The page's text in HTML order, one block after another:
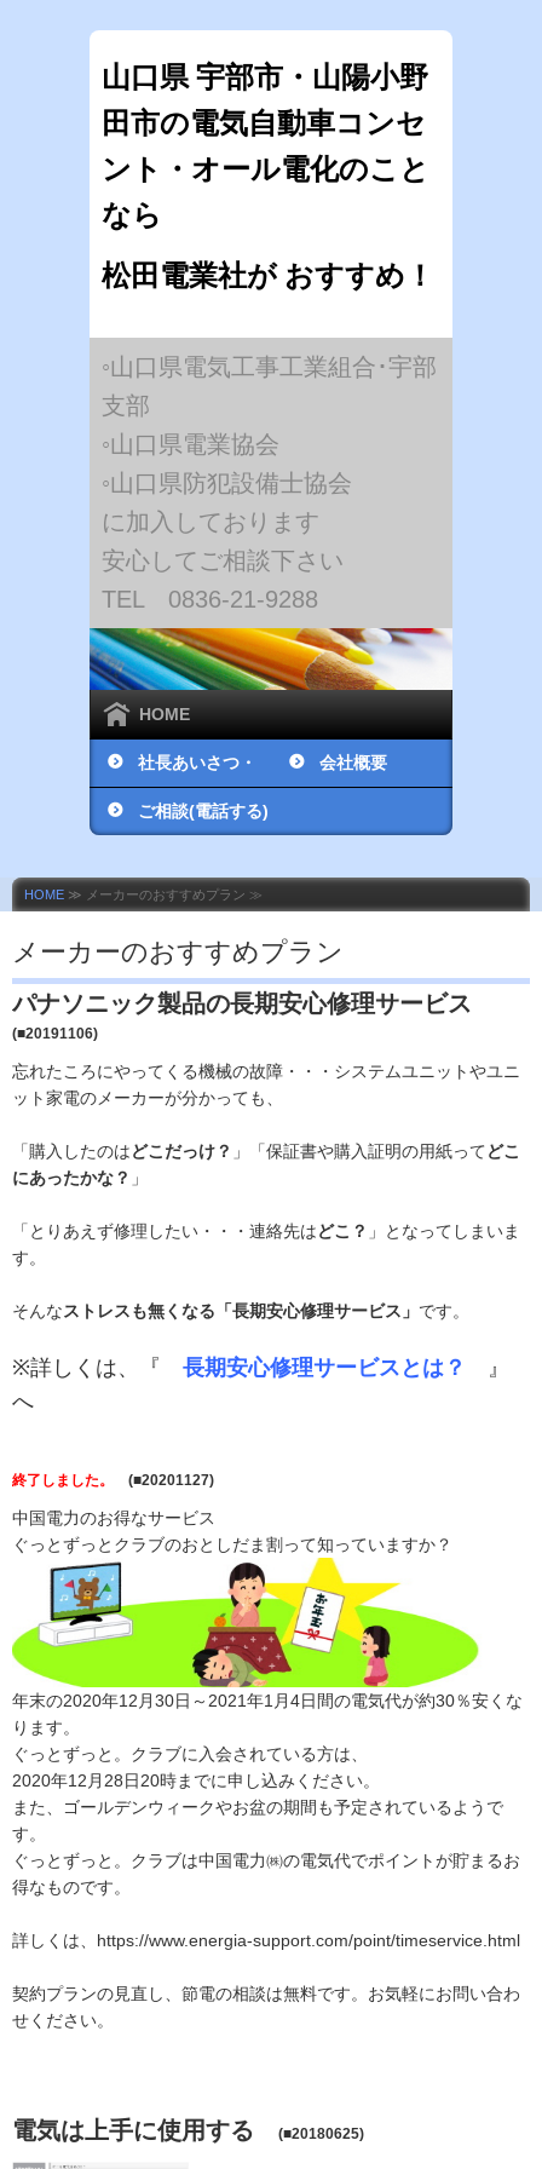
山口県 宇部市・山陽小野
田市の電気自動車コンセ
ント・オール電化のこと
なら
松田電業社が おすすめ！
◦山口県電気工事工業組合･宇部
支部
◦山口県電業協会
◦山口県防犯設備士協会
に加入しております
安心してご相談下さい
TEL 0836-21-9288
HOME
社長あいさつ・
社員紹介
会社概要
ご相談(電話する)
HOME ≫ メーカーのおすすめプラン ≫
メーカーのおすすめプラン
パナソニック製品の長期安心修理サービス
(■20191106)
忘れたころにやってくる機械の故障・・・システムユニットやユニ
ット家電のメーカーが分かっても、
「購入したのはどこだっけ？ 」「保証書や購入証明の用紙ってどこ
にあったかな？ 」
「とりあえず修理したい・・・連絡先はどこ？ 」となってしまいま
す。
そんなストレスも無くなる「長期安心修理サービス」 です。
※詳しくは、『 長期安心修理サービスとは？
』
へ
終了しました。 (■20201127)
中国電力のお得なサービス
ぐっとずっとクラブのおとしだま割って知っていますか？
年末の2020年12月30日～2021年1月4日間の電気代が約30％安くな
ります。
ぐっとずっと。クラブに入会されている方は、
2020年12月28日20時までに申し込みください。
また、ゴールデンウィークやお盆の期間も予定されているようで
す。
ぐっとずっと。クラブは中国電力㈱の電気代でポイントが貯まるお
得なものです。
詳しくは、https://www.energia-support.com/point/timeservice.html
契約プランの見直し、節電の相談は無料です。お気軽にお問い合わ
せください。
電気は上手に使用する (■20180625)